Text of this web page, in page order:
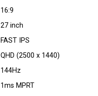
16:9
27 inch
FAST IPS
QHD (2500 x 1440)
144Hz
1ms MPRT